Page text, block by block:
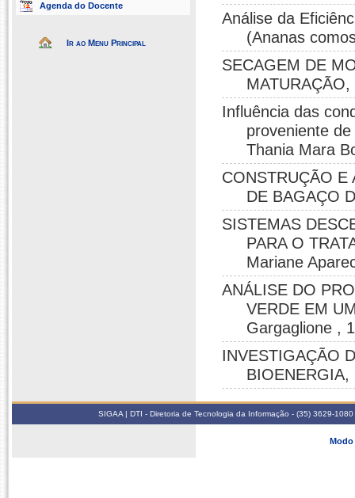
Agenda do Docente
Ir ao Menu Principal
Análise da
(Ananas
SECAGEM DE
Influência das
proveniente
Thania Mara
CONSTRUÇÃO E
DE BAGAÇO
SISTEMAS
PARA O
Mariane
ANÁLISE DO
VERDE EM
Gargaglione ,
INVESTIGAÇÃO
SIGAA | DTI - Diretoria de Tecnologia da Informação - (35) 3629-
Modo